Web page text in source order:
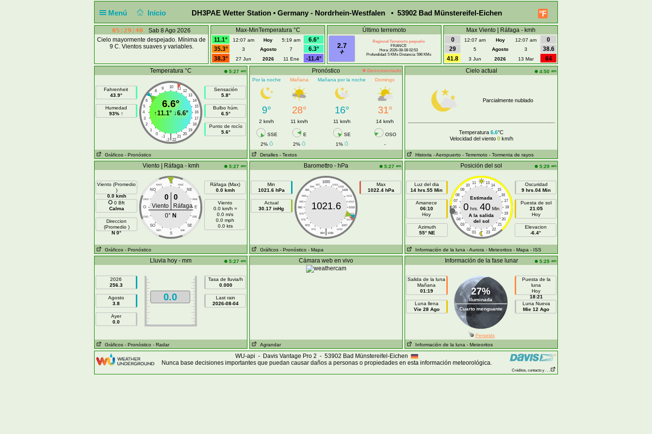
Menú Inicio °F
DH3PAE Wetter Station • Germany - Nordrhein-Westfalen • 53902 Bad Münstereifel-Eichen
05:29:41
Sab 8 Ago 2026
Cielo mayormente despejado. Mínima de
9 C. Vientos suaves y variables.
Max-MinTemperatura °C
11.1°
12:07 am Hoy 5:19 am
6.6°
35.3°
3 Agosto 7
6.3°
38.3°
27 Jun 2026 11 Ene -11.4°
Último terremoto
2.7
Regional Terremoto pequeño
FRANCE
Hora: 2026-08-08 02:53
Profundidad: 5 KMs Distancia: 596 KMs
Max Viento | Ráfaga - kmh
0
12:07 am Hoy 12:07 am
0
29
5 Agosto 3
38.6
41.8
3 Jun 2026 13 Mar
64
Temperatura °C
5:27 am
Fahrenheit
43.9°
Humedad
93% ↑
10
9 11
8
12
7
13
6
14
5
15
4
16
3
17
2
18
1
19
0
20
-1 21
|
-2 22
6.6°
↑11.1°↓6.6°
Sensación
5.8°
Bulbo húm.
6.5°
Punto de rocío
5.6°
Gráficos - Pronóstico
Pronóstico
Desconectado
Por la noche
Mañana Mañana por la noche Domingo
9° 28° 16° 31°
2 km/h 11 km/h 11 km/h 14 km/h
SSE E SE
OSO
2%
2% 1%
-
Detalles - Textos
Cielo actual 4:50 am
Parcialmente nublado
Temperatura 6.6°C
Velocidad del viento 0km/h
Historia - Aeropuerto - Terremoto - Tormenta de rayos
Viento | Ráfaga - kmh 5:27 am
Viento (Promedio
)
0.0 kmh
0 Bft
Calma
Direccion
(Promedio )
N 0°
N
NNO NNE
NO NE
ONO ENE
O E
OSO ESE
SO SE
SSO SSE
S
0 0
Viento
Ráfaga
0° N
Ráfaga (Max)
0.0 kmh
Viento
0.0 km/h =
0.0 m/s
0.0 mph
0.0 kts
Gráficos - Pronóstico
Baromettro - hPa 5:27 am
Min
1021.6 hPa
Actual
30.17 inHg
1000
997 1003
994
1006
991
1009
988
1012
985
1015
982
1018
979
1021
976
1024
973
1027
970
1030
|
964 1036
1021.6
Max
1022.4 hPa
Gráficos - Pronóstico - Mapa
Posición del sol 5:29 am
Luz del dia
14 hrs.55 Min
Amanece
06:10
Hoy
Azimuth
55° NE
11 13
10
14
09
15
08
16
07
17
06
18
05
19
04
20
03
21
02
22
01 23
Estimada
0hrs. 40Min
A la salida
del sol
Oscuridad
9 hrs.04 Min
Puesta de sol
21:05
Hoy
Elevacion
-6.4°
Información de la luna - Aurora - Meteoritos - Mapa - ISS
Lluvia hoy - mm 5:27 am
2026
256.3
Agosto
3.8
Ayer
0.0
0.0
Tasa de lluvia/h
0.000
Last rain
2026-08-04
Gráficos - Pronóstico - Radar
Cámara web en vivo
Agrandar
Información de la fase lunar 5:29 am
Salida de la luna
Mañana
01:19
Luna llena
Vie 28 Ago
27%
Iluminada
Cuarto menguante
Puesta de la
luna
Hoy
18:21
Luna Nueva
Mie 12 Ago
Perseids
Información de la luna - Meteoritos
WU-api - Davis Vantage Pro 2 - 53902 Bad Münstereifel-Eichen
Nunca base decisiones importantes que puedan causar daños a personas o propiedades en esta información meteorológica.
Créditos, contacto y . . .